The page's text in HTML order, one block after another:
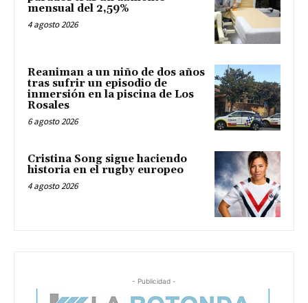
mensual del 2,59%
4 agosto 2026
Reaniman a un niño de dos años
tras sufrir un episodio de
inmersión en la piscina de Los
Rosales
6 agosto 2026
Cristina Song sigue haciendo
historia en el rugby europeo
4 agosto 2026
- Publicidad -